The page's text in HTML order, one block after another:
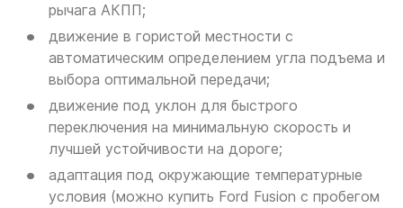
рычага АКПП;
движение в гористой местности с
автоматическим определением угла подъема и
выбора оптимальной передачи;
движение под уклон для быстрого
переключения на минимальную скорость и
лучшей устойчивости на дороге;
адаптация под окружающие температурные
условия (можно купить Ford Fusion с пробегом